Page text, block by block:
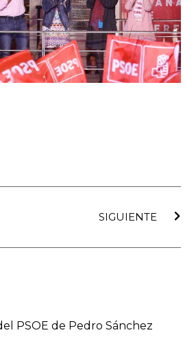
SIGUIENTE
PSOE de Pedro Sánchez